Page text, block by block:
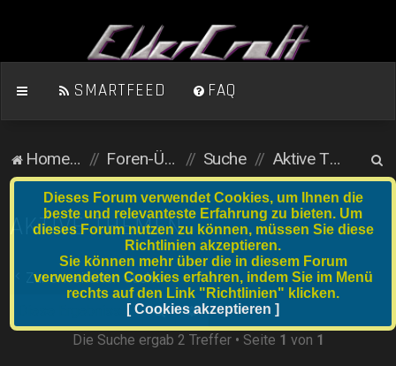
SMARTFEED FAQ
Homepage Foren-Übersicht Suche Aktive Themen
u
AKTIVE THEMEN
Zur erweiterten Suche
SucheErweiterte Suche
Die Suche ergab 2 Treffer • Seite 1 von 1
Dieses Forum verwendet Cookies, um Ihnen die
beste und relevanteste Erfahrung zu bieten. Um
dieses Forum nutzen zu können, müssen Sie diese
Richtlinien akzeptieren.
Sie können mehr über die in diesem Forum
verwendeten Cookies erfahren, indem Sie im Menü
rechts auf den Link "Richtlinien" klicken.
[ Cookies akzeptieren ]